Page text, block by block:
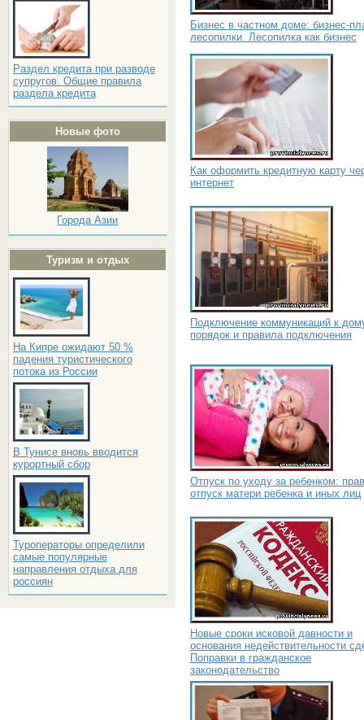
Раздел кредита при разводе
супругов. Общие правила
раздела кредита
Новые фото
Города Азии
Туризм и отдых
На Кипре ожидают 50 %
падения туристического
потока из России
В Тунисе вновь вводится
курортный сбор
Туроператоры определили
самые популярные
направления отдыха для
россиян
Бизнес в частном доме: бизнес-
лесопилки. Лесопилка как бизнес
Как оформить кредитную карту
интернет
Подключение коммуникаций к
порядок и правила подключения
Отпуск по уходу за ребенком:
отпуск матери ребенка и иных лиц
Новые сроки исковой давности и
основания недействительности
Поправки в гражданское
законодательство